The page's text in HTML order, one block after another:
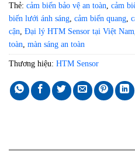
Thẻ: cảm biến bảo vệ an toàn cảm
biến lưới ánh sáng cảm biến quang
cận Đại lý HTM Sensor tại Việt Nam
toàn màn sáng an toàn
Thương hiệu: HTM Sensor